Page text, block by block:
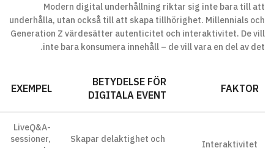
Modern digital underhållning riktar sig inte bara till att
underhålla, utan också till att skapa tillhörighet. Millennials och
Generation Z värdesätter autenticitet och interaktivitet. De vill
inte bara konsumera innehåll – de vill vara en del av det.
FAKTOR
BETYDELSE FÖR
DIGITALA EVENT
EXEMPEL
Interaktivitet
Skapar delaktighet och
LiveQ&A-
sessioner,